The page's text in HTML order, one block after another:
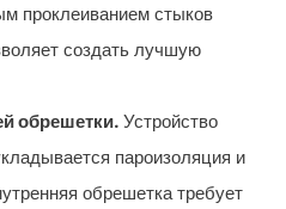
проклеиванием стыков
создать лучшую
обрешетки.Устройство
пароизоляция и
обрешетка требует